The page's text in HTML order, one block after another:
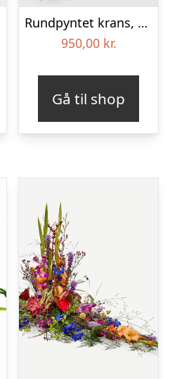
Rundpyntet krans, blå og hvid – Blomster til begravelse
950,00 kr.
Gå til shop